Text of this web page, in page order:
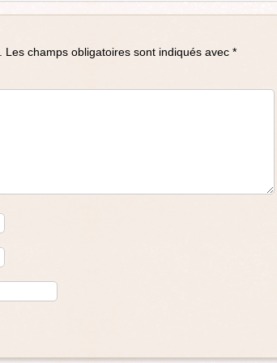
Les champs obligatoires sont indiqués avec *